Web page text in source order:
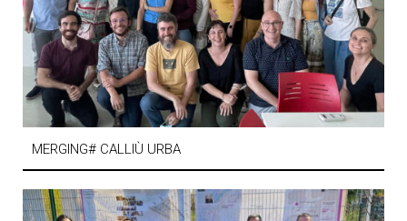
MERGING# CALLIÙ URBA